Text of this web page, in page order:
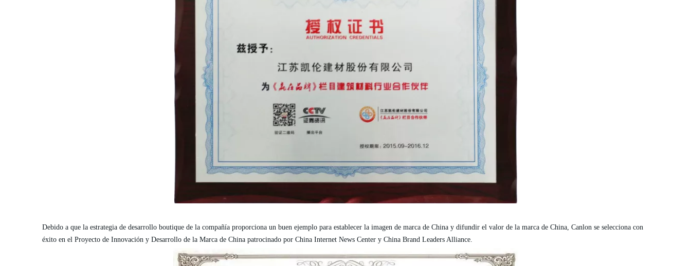
Debido a que la estrategia de desarrollo boutique de la compañía proporciona un buen ejemplo para establecer la imagen de marca de China y difundir el valor de la marca de China, Canlon se selecciona con
éxito en el Proyecto de Innovación y Desarrollo de la Marca de China patrocinado por China Internet News Center y China Brand Leaders Alliance.